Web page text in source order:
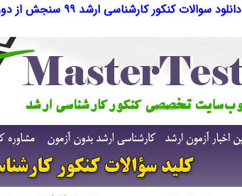
دانلود سوالات کنکور کارشناسی ارشد ۹۹ سنجش از دور و سیستم اطلاعات جغرافیایی